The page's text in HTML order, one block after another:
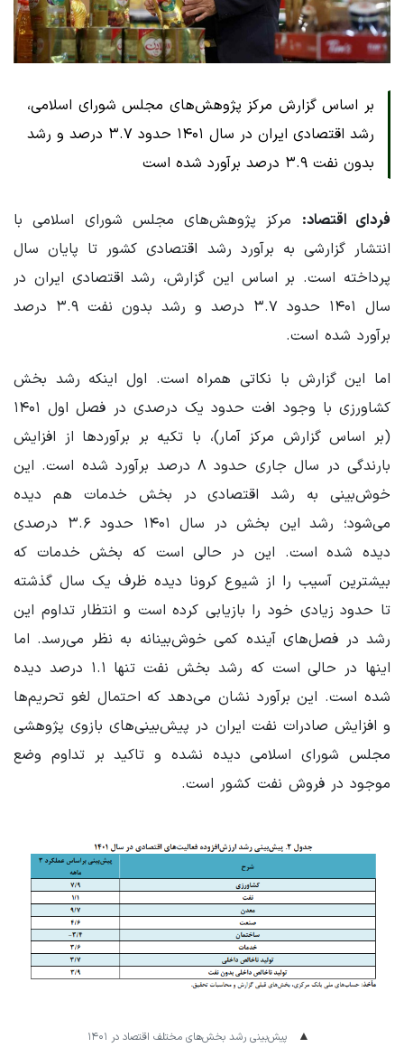
بر اساس گزارش مرکز پژوهش‌های مجلس شورای اسلامی،
رشد اقتصادی ایران در سال ۱۴۰۱ حدود ۳.۷ درصد و رشد
بدون نفت ۳.۹ درصد برآورد شده است
فردای اقتصاد: مرکز پژوهش‌های مجلس شورای اسلامی با
انتشار گزارشی به برآورد رشد اقتصادی کشور تا پایان سال
پرداخته است. بر اساس این گزارش، رشد اقتصادی ایران در
سال ۱۴۰۱ حدود ۳.۷ درصد و رشد بدون نفت ۳.۹ درصد
برآورد شده است.
اما این گزارش با نکاتی همراه است. اول اینکه رشد بخش
کشاورزی با وجود افت حدود یک درصدی در فصل اول ۱۴۰۱
(بر اساس گزارش مرکز آمار)، با تکیه بر برآوردها از افزایش
بارندگی در سال جاری حدود ۸ درصد برآورد شده است. این
خوش‌بینی به رشد اقتصادی در بخش خدمات هم دیده
می‌شود؛ رشد این بخش در سال ۱۴۰۱ حدود ۳.۶ درصدی
دیده شده است. این در حالی است که بخش خدمات که
بیشترین آسیب را از شیوع کرونا دیده ظرف یک سال گذشته
تا حدود زیادی خود را بازیابی کرده است و انتظار تداوم این
رشد در فصل‌های آینده کمی خوش‌بینانه به نظر می‌رسد. اما
اینها در حالی است که رشد بخش نفت تنها ۱.۱ درصد دیده
شده است. این برآورد نشان می‌دهد که احتمال لغو تحریم‌ها
و افزایش صادرات نفت ایران در پیش‌بینی‌های بازوی پژوهشی
مجلس شورای اسلامی دیده نشده و تاکید بر تداوم وضع
موجود در فروش نفت کشور است.
پیش‌بینی رشد بخش‌های مختلف اقتصاد در ۱۴۰۱